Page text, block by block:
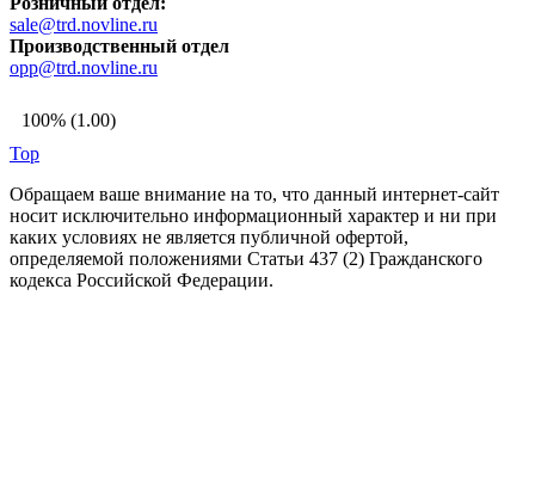
sale@trd.novline.ru
Производственный отдел
opp@trd.novline.ru
100% (1.00)
Top
Обращаем ваше внимание на то, что данный интернет-сайт
носит исключительно информационный характер и ни при
каких условиях не является публичной офертой,
определяемой положениями Статьи 437 (2) Гражданского
кодекса Российской Федерации.